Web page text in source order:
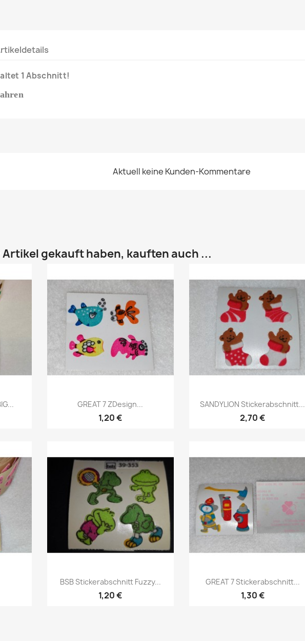
1 Abschnitt!
Aktuell keine Kunden-Kommentare
Artikel gekauft haben, kauften auch ...
GREAT 7 ZDesign...
1,20 €
SANDYLION Stickerabschnitt...
2,70 €
BSB Stickerabschnitt Fuzzy...
1,20 €
GREAT 7 Stickerabschnitt...
1,30 €